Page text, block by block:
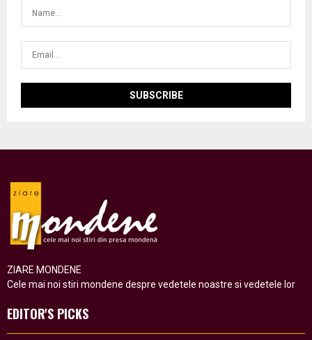
ZIARE MONDENE
Cele mai noi stiri mondene despre vedetele noastre si vedetele lor
EDITOR'S PICKS